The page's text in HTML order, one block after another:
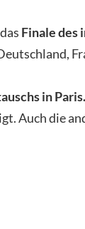
Finale
in
Auch die